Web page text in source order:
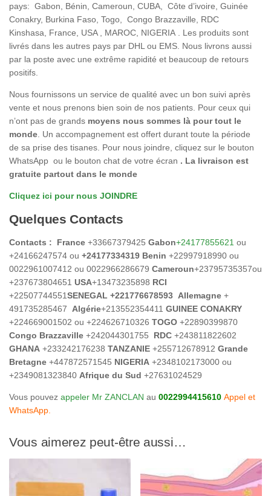
pays: Gabon, Bénin, Cameroun, CUBA, Côte d’ivoire, Guinée
Conakry, Burkina Faso, Togo, Congo Brazzaville, RDC
Kinshasa, France, USA , MAROC, NIGERIA . Les produits sont
livrés dans les autres pays par DHL ou EMS. Nous livrons aussi
par la poste avec une extrême rapidité et beaucoup de retours
positifs.
Nous fournissons un service de qualité avec un bon suivi après
vente et nous prenons bien soin de nos patients. Pour ceux qui
n’ont pas de grands moyens nous sommes là pour tout le
monde . Un accompagnement est offert durant toute la période
de sa prise des tisanes. Pour nous joindre, cliquez sur le bouton
WhatsApp ou le bouton chat de votre écran . La livraison est
gratuite partout dans le monde
Cliquez ici pour nous JOINDRE
Quelques Contacts
Contacts : France +33667379425 Gabon+24177855621 ou
+24166247574 ou +24177334319 Benin +22997918990 ou
0022961007412 ou 0022966286679 Cameroun+23795735357ou
+237673804651 USA+13473235898 RCI
+22507744551SENEGAL +221776678593 Allemagne +
491735285467 Algérie+213552354411 GUINEE CONAKRY
+224669001502 ou +224626710326 TOGO +22890399870
Congo Brazzaville +242044301755 RDC +243811822602
GHANA +233242176238 TANZANIE +255712678912 Grande
Bretagne +447872571545 NIGERIA +2348102173000 ou
+2349081323840 Afrique du Sud +27631024529
Vous pouvez appeler Mr ZANCLAN au 0022994415610 Appel et
WhatsApp.
Vous aimerez peut-être aussi…